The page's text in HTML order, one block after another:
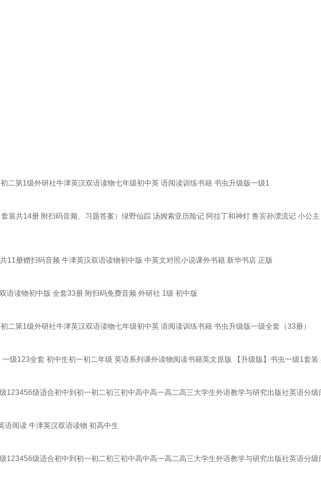
二第1级外研社牛津英汉双语读物七年级初中英 语阅读训练书籍 书虫升级版一级1
装共14册 附扫码音频、习题答案）绿野仙踪 汤姆索亚历险记 阿拉丁和神灯 鲁宾孙漂流记 小公
11册赠扫码音频 牛津英汉双语读物初中版 中英文对照小说课外书籍 新华书店 正版
语读物初中版 全套33册 附扫码免费音频 外研社 1级 初中版
二第1级外研社牛津英汉双语读物七年级初中英 语阅读训练书籍 书虫升级版一级全套（33册）
级123全套 初中生初一初二年级 英语系列课外读物阅读书籍英文原版 【升级版】书虫一级1套
123456级适合初中到初一初二初三初中高中高一高二高三大学生外语教学与研究出版社英语分
语阅读 牛津英汉双语读物 初高中生
123456级适合初中到初一初二初三初中高中高一高二高三大学生外语教学与研究出版社英语分